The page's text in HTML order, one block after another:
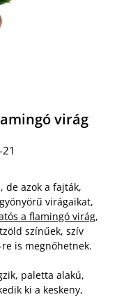
virág
de azok a fajták,
virágaikat,
a flamingó virág,
színűek, szív
is megnőhetnek.
paletta alakú,
ki a keskeny,